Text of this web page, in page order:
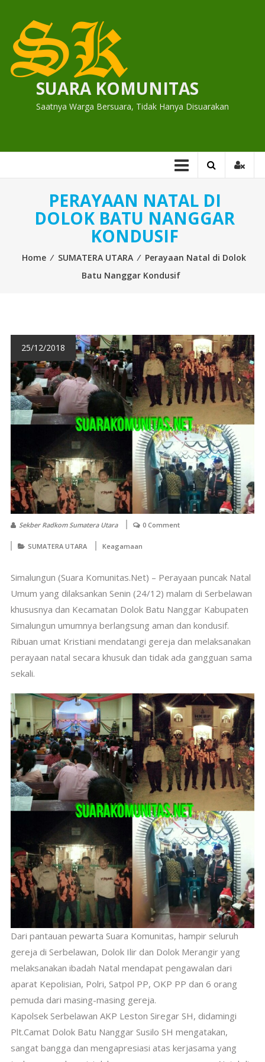
content
SUARA KOMUNITAS
Saatnya Warga Bersuara, Tidak Hanya Disuarakan
PERAYAAN NATAL DI
DOLOK BATU NANGGAR
KONDUSIF
Home ⁄ SUMATERA UTARA ⁄ Perayaan Natal di Dolok
Batu Nanggar Kondusif
25/12/2018
Sekber Radkom Sumatera Utara 0 Comment
SUMATERA UTARA Keagamaan
Simalungun (Suara Komunitas.Net) – Perayaan puncak Natal
Umum yang dilaksankan Senin (24/12) malam di Serbelawan
khususnya dan Kecamatan Dolok Batu Nanggar Kabupaten
Simalungun umumnya berlangsung aman dan kondusif.
Ribuan umat Kristiani mendatangi gereja dan melaksanakan
perayaan natal secara khusuk dan tidak ada gangguan sama
sekali.
Dari pantauan pewarta Suara Komunitas, hampir seluruh
gereja di Serbelawan, Dolok Ilir dan Dolok Merangir yang
melaksanakan ibadah Natal mendapat pengawalan dari
aparat Kepolisian, Polri, Satpol PP, OKP PP dan 6 orang
pemuda dari masing-masing gereja.
Kapolsek Serbelawan AKP Leston Siregar SH, didamingi
Plt.Camat Dolok Batu Nanggar Susilo SH mengatakan,
sangat bangga dan mengapresiasi atas kerjasama yang